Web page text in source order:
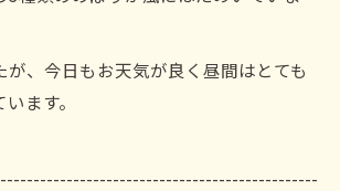
が、今日もお天気が良く昼間はとても
ます。